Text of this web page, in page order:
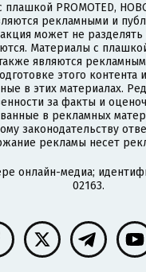
плашкой PROMOTED,
рекламными и
может не разделять
Материалы с
являются
этого контента
в этих материалах.
за факты и
в рекламных
законодательству
рекламы несет
онлайн-медиа;
02163.